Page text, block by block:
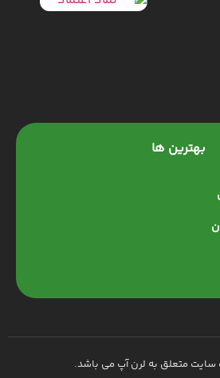
بهترین ها
متعلق به لرن آپ می باشد.